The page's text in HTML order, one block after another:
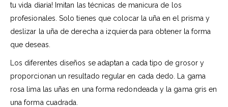
tu vida diaria! Imitan las técnicas de manicura de los
profesionales. Solo tienes que colocar la uña en el prisma y
deslizar la uña de derecha a izquierda para obtener la forma
que deseas.
Los diferentes diseños se adaptan a cada tipo de grosor y
proporcionan un resultado regular en cada dedo. La gama
rosa lima las uñas en una forma redondeada y la gama gris en
una forma cuadrada.